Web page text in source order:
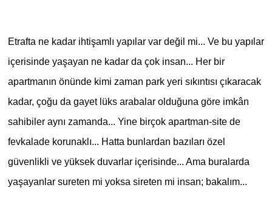
Etrafta ne kadar ihtişamlı yapılar var değil mi... Ve bu yapılar
içerisinde yaşayan ne kadar da çok insan... Her bir
apartmanın önünde kimi zaman park yeri sıkıntısı çıkaracak
kadar, çoğu da gayet lüks arabalar olduğuna göre imkân
sahibiler aynı zamanda... Yine birçok apartman-site de
fevkalade korunaklı... Hatta bunlardan bazıları özel
güvenlikli ve yüksek duvarlar içerisinde... Ama buralarda
yaşayanlar sureten mi yoksa sireten mi insan; bakalım...